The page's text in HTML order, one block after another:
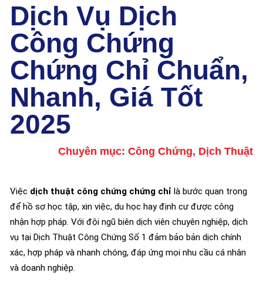
Dịch Vụ Dịch
Công Chứng
Chứng Chỉ Chuẩn,
Nhanh, Giá Tốt
2025
Chuyên mục: Công Chứng, Dịch Thuật
Việc dịch thuật công chứng chứng chỉ là bước quan trọng
để hồ sơ học tập, xin việc, du học hay định cư được công
nhận hợp pháp. Với đội ngũ biên dịch viên chuyên nghiệp, dịch
vụ tại Dịch Thuật Công Chứng Số 1 đảm bảo bản dịch chính
xác, hợp pháp và nhanh chóng, đáp ứng mọi nhu cầu cá nhân
và doanh nghiệp.